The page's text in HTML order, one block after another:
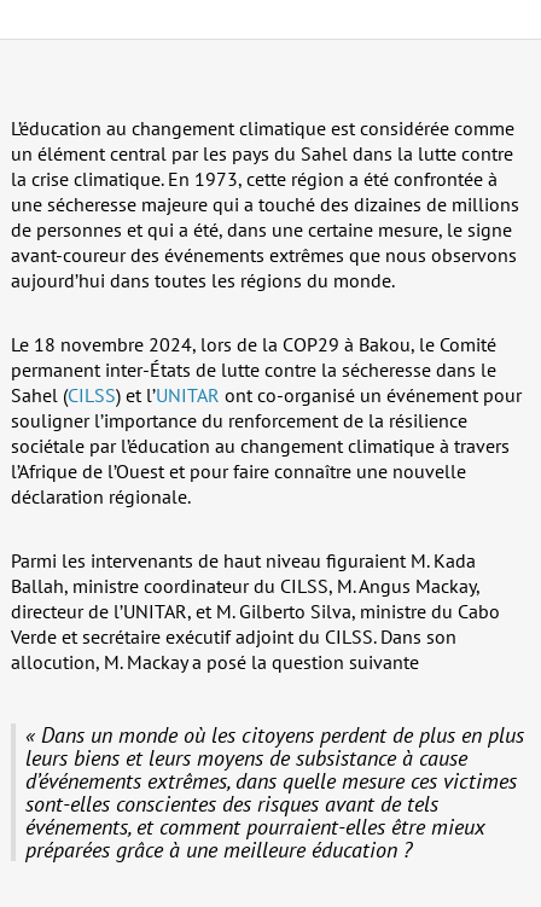
L’éducation au changement climatique est considérée comme
un élément central par les pays du Sahel dans la lutte contre
la crise climatique. En 1973, cette région a été confrontée à
une sécheresse majeure qui a touché des dizaines de millions
de personnes et qui a été, dans une certaine mesure, le signe
avant-coureur des événements extrêmes que nous observons
aujourd’hui dans toutes les régions du monde.
Le 18 novembre 2024, lors de la COP29 à Bakou, le Comité
permanent inter-États de lutte contre la sécheresse dans le
Sahel (CILSS) et l’UNITAR ont co-organisé un événement pour
souligner l’importance du renforcement de la résilience
sociétale par l’éducation au changement climatique à travers
l’Afrique de l’Ouest et pour faire connaître une nouvelle
déclaration régionale.
Parmi les intervenants de haut niveau figuraient M. Kada
Ballah, ministre coordinateur du CILSS, M. Angus Mackay,
directeur de l’UNITAR, et M. Gilberto Silva, ministre du Cabo
Verde et secrétaire exécutif adjoint du CILSS. Dans son
allocution, M. Mackay a posé la question suivante
« Dans un monde où les citoyens perdent de plus en plus
leurs biens et leurs moyens de subsistance à cause
d’événements extrêmes, dans quelle mesure ces victimes
sont-elles conscientes des risques avant de tels
événements, et comment pourraient-elles être mieux
préparées grâce à une meilleure éducation ?